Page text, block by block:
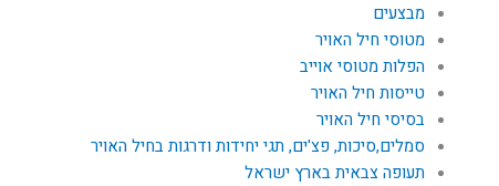
מבצעים
מטוסי חיל האויר
הפלות מטוסי אוייב
טייסות חיל האויר
בסיסי חיל האויר
סמלים,סיכות, פצ'ים, תגי יחידות ודרגות בחיל האויר
תעופה צבאית בארץ ישראל